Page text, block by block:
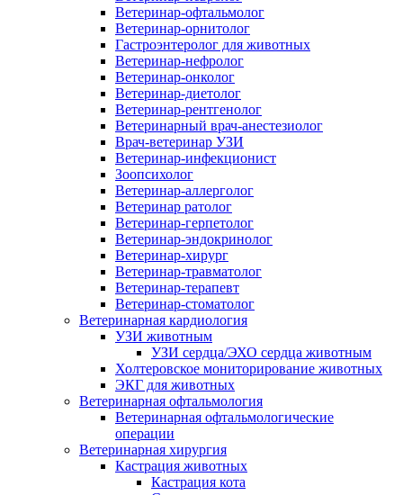
Ветеринар-офтальмолог
Ветеринар-орнитолог
Гастроэнтеролог для животных
Ветеринар-нефролог
Ветеринар-онколог
Ветеринар-диетолог
Ветеринар-рентгенолог
Ветеринарный врач-анестезиолог
Врач-ветеринар УЗИ
Ветеринар-инфекционист
Зоопсихолог
Ветеринар-аллерголог
Ветеринар ратолог
Ветеринар-герпетолог
Ветеринар-эндокринолог
Ветеринар-хирург
Ветеринар-травматолог
Ветеринар-терапевт
Ветеринар-стоматолог
Ветеринарная кардиология
УЗИ животным
УЗИ сердца/ЭХО сердца животным
Холтеровское мониторирование животных
ЭКГ для животных
Ветеринарная офтальмология
Ветеринарная офтальмологические
операции
Ветеринарная хирургия
Кастрация животных
Кастрация кота